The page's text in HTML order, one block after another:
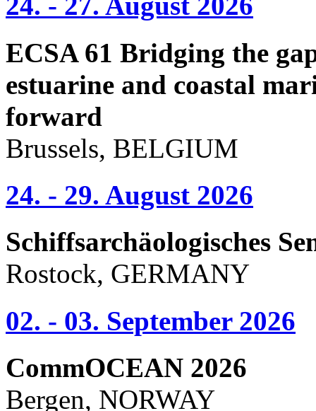
ECSA 61 Bridging the
estuarine and coastal
forward
Brussels, BELGIUM
24. - 29. August 2026
Schiffsarchäologisches
Rostock, GERMANY
02. - 03. September 2026
CommOCEAN 2026
Bergen, NORWAY